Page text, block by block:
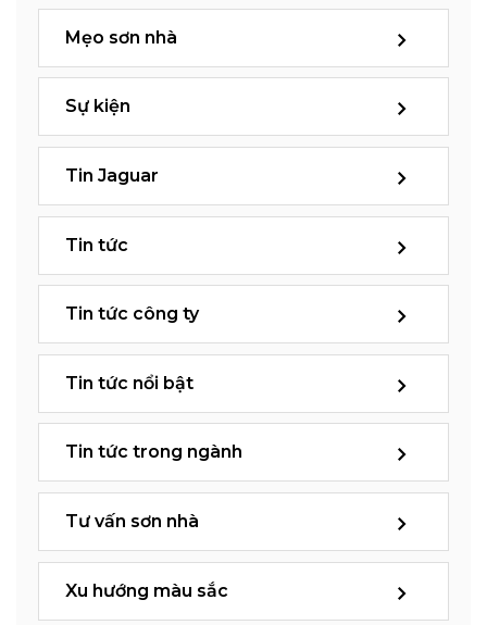
Mẹo sơn nhà
Sự kiện
Tin Jaguar
Tin tức
Tin tức công ty
Tin tức nổi bật
Tin tức trong ngành
Tư vấn sơn nhà
Xu hướng màu sắc